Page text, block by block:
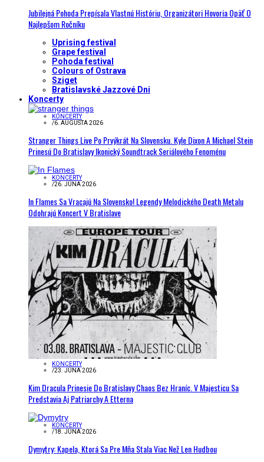
Jubilejná Pohoda Prepísala Vlastnú Históriu, Organizátori Hovoria Opäť O
Najlepšom Ročníku
Uprising festival
Grape festival
Pohoda festival
Colours of Ostrava
Sziget
Bratislavské Jazzové Dni
Koncerty
KONCERTY
/6. AUGUSTA 2026
Stranger Things Live Po Prvýkrát Na Slovensku. Kyle Dixon A Michael Stein
Prinesú Do Bratislavy Ikonický Soundtrack Seriálového Fenoménu
KONCERTY
/26. JÚNA 2026
In Flames Sa Vracajú Na Slovensko! Legendy Melodického Death Metalu
Odohrajú Koncert V Bratislave
KONCERTY
/23. JÚNA 2026
Kim Dracula Prinesie Do Bratislavy Chaos Bez Hraníc. V Majesticu Sa
Predstavia Aj Patriarchy A Etterna
KONCERTY
/18. JÚNA 2026
Dymytry: Kapela, Ktorá Sa Pre Mňa Stala Viac Než Len Hudbou